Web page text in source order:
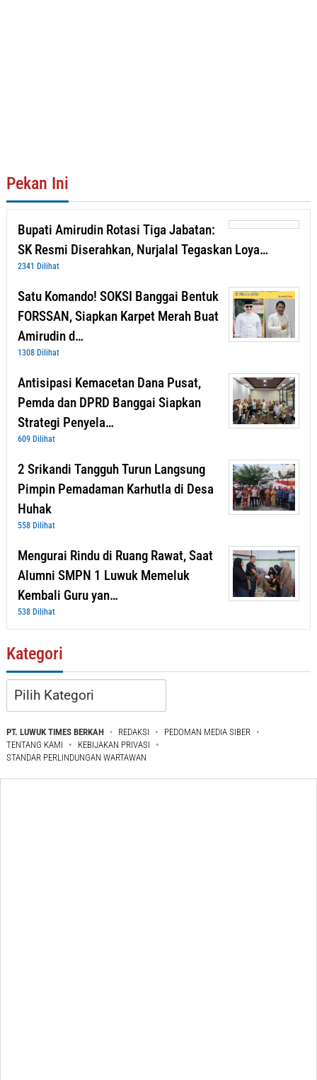
Pekan Ini
Bupati Amirudin Rotasi Tiga Jabatan:
SK Resmi Diserahkan, Nurjalal Tegaskan Loya…
2341 Dilihat
Satu Komando! SOKSI Banggai Bentuk
FORSSAN, Siapkan Karpet Merah Buat
Amirudin d…
1308 Dilihat
Antisipasi Kemacetan Dana Pusat,
Pemda dan DPRD Banggai Siapkan
Strategi Penyela…
609 Dilihat
2 Srikandi Tangguh Turun Langsung
Pimpin Pemadaman Karhutla di Desa
Huhak
558 Dilihat
Mengurai Rindu di Ruang Rawat, Saat
Alumni SMPN 1 Luwuk Memeluk
Kembali Guru yan…
538 Dilihat
Kategori
Kategori
PT. LUWUK TIMES BERKAH REDAKSI
PEDOMAN MEDIA SIBER
TENTANG KAMI
KEBIJAKAN PRIVASI
STANDAR PERLINDUNGAN WARTAWAN